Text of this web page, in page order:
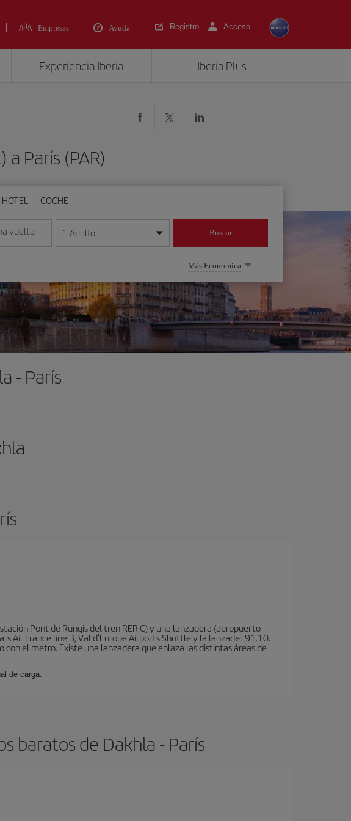
Empresas Ayuda Registro Acceso
Experiencia Iberia Iberia Plus
París (PAR)
HOTEL COCHE
mes/año
vuelta
la fecha en formato día/mes/año
1 Adulto Buscar
Más Económica
- París
Pont de Rungis del tren RER C) y una lanzadera (aeropuerto-
Air France line 3, Val d'Europe Airports Shuttle y la lanzader 91.10.
el metro. Existe una lanzadera que enlaza las distintas áreas de
de carga.
baratos de Dakhla - París